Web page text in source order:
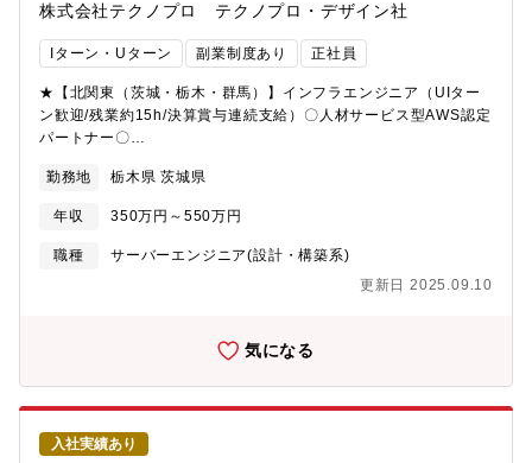
任を持ってプロジェクトに向き合うという意味で大変と感じるこ
ともあるかもしれません。【働く環境について】・在宅勤務：あ
り（プロジェクトにより頻度は異なります）・残業時間：月平均
開発ではないが現地調整は休日対応あり（現地切り替え）【配属
組織】産業ソリューション事業部 医薬ソリューション本部所属
人数、約20名のグループで平均年齢は40歳前後です。【PR①】
医薬品製造業界で国内シェア一位のHITPHAMSを担当している部
安心安全で健康的な生活を支援する医薬業界に関する仕事をした
ライフバランスの実現に取り組んでおり、経済産業省「健康経営
株式会社テクノプロ テクノプロ・デザイン社
Iターン・Uターン 副業制度あり 正社員
★【北関東（茨城・栃木・群馬）】インフラエンジニア（UIター
ン歓迎/残業約15h/決算賞与連続支給）〇人材サービス型AWS認定
パートナー〇
要取引先】デンソー、三菱電機、本田技研工業、日立製作所、
SUBARU、ソニー、NEC、富士通、日産自動車、トヨタ ※敬称
略【具体的には】主に関東の顧客（製造業）から要望があるITイ
ンフラ（サーバ）活用の課題を解決すべく、すべての技術工程を
望に応じて案件を決定いたします。ユニットと呼ばれるチーム単
20数名規模で構成されたプロジェクトもございます。経験・スキ
ルにより、PL、PMとして活躍いただくことも想定しています。
【業務内容事例】・AWS・GCPを利用したクラウド移行案件・
Windows AD⇒Azure ADへの移行業務・基幹システムのサーバ更
改【使用される技術】・Linux ・WindowsServer ・VMware(仮
想化) ・AWS ・Azure ・GCP・ActiveDirectory ・Zabbix ・
勤務地 栃木県 茨城県
年収 350万円～550万円
職種
サーバーエンジニア(設計・構築系)
更新日 2025.09.10
気になる
入社実績あり